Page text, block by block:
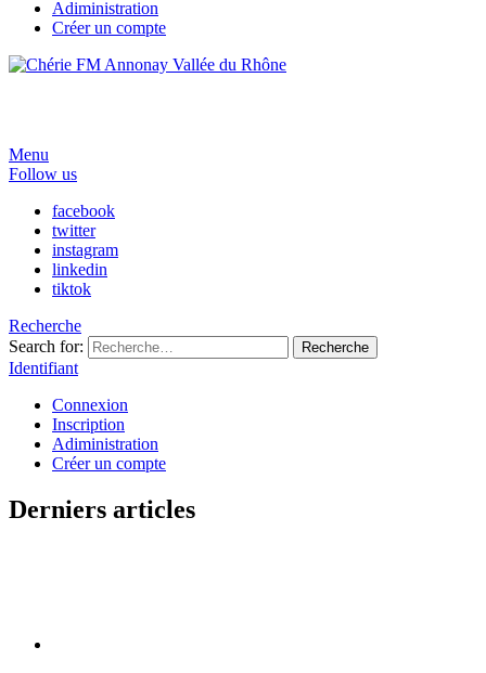
Adiministration
Créer un compte
Menu
Follow us
facebook
twitter
instagram
linkedin
tiktok
Recherche
Search for:
Recherche
Identifiant
Connexion
Inscription
Adiministration
Créer un compte
Derniers articles